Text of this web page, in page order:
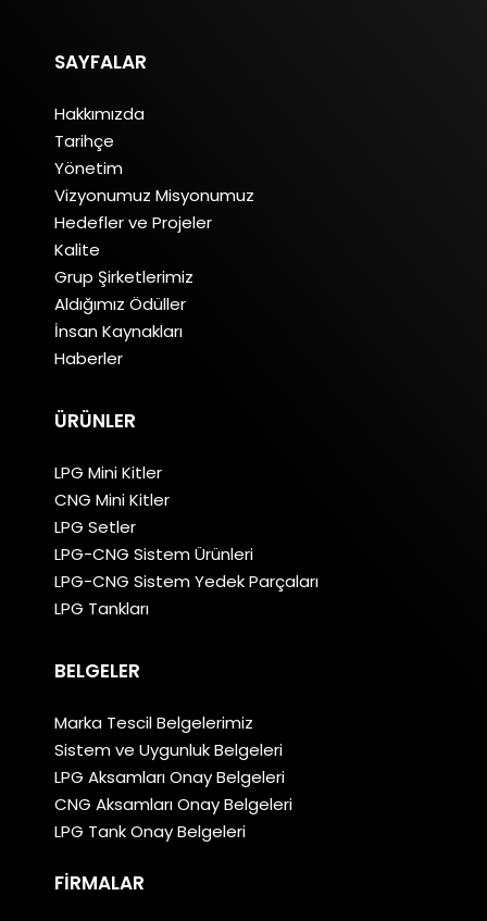
SAYFALAR
Hakkımızda
Tarihçe
Yönetim
Vizyonumuz Misyonumuz
Hedefler ve Projeler
Kalite
Grup Şirketlerimiz
Aldığımız Ödüller
İnsan Kaynakları
Haberler
ÜRÜNLER
LPG Mini Kitler
CNG Mini Kitler
LPG Setler
LPG-CNG Sistem Ürünleri
LPG-CNG Sistem Yedek Parçaları
LPG Tankları
BELGELER
Marka Tescil Belgelerimiz
Sistem ve Uygunluk Belgeleri
LPG Aksamları Onay Belgeleri
CNG Aksamları Onay Belgeleri
LPG Tank Onay Belgeleri
FIRMALAR